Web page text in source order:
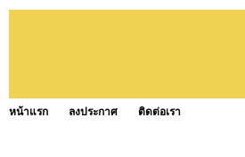
หน้าแรก ลงประกาศ ติดต่อเรา